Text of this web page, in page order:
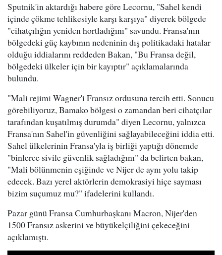
Sputnik'in aktardığı habere göre Lecornu, "Sahel kendi
içinde çökme tehlikesiyle karşı karşıya" diyerek bölgede
"cihatçılığın yeniden hortladığını" savundu. Fransa'nın
bölgedeki güç kaybının nedeninin dış politikadaki hatalar
olduğu iddialarını reddeden Bakan, "Bu Fransa değil,
bölgedeki ülkeler için bir kayıptır" açıklamalarında
bulundu.
"Mali rejimi Wagner'i Fransız ordusuna tercih etti. Sonucu
görebiliyoruz, Bamako bölgesi o zamandan beri cihatçılar
tarafından kuşatılmış durumda" diyen Lecornu, yalnızca
Fransa'nın Sahel'in güvenliğini sağlayabileceğini iddia etti.
Sahel ülkelerinin Fransa'yla iş birliği yaptığı dönemde
"binlerce sivile güvenlik sağladığını" da belirten bakan,
"Mali bölünmenin eşiğinde ve Nijer de aynı yolu takip
edecek. Bazı yerel aktörlerin demokrasiyi hiçe sayması
bizim suçumuz mu?" ifadelerini kullandı.
Pazar günü Fransa Cumhurbaşkanı Macron, Nijer'den
1500 Fransız askerini ve büyükelçiliğini çekeceğini
açıklamıştı.